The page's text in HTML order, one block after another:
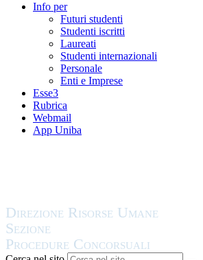
Info per
Futuri studenti
Studenti iscritti
Laureati
Studenti internazionali
Personale
Enti e Imprese
Esse3
Rubrica
Webmail
App Uniba